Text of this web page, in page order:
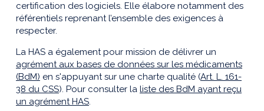
certification des logiciels. Elle élabore notamment des
référentiels reprenant l’ensemble des exigences à
respecter.
La HAS a également pour mission de délivrer un
agrément aux bases de données sur les médicaments
(BdM) en s'appuyant sur une charte qualité (Art. L. 161-
38 du CSS). Pour consulter la liste des BdM ayant reçu
un agrément HAS.